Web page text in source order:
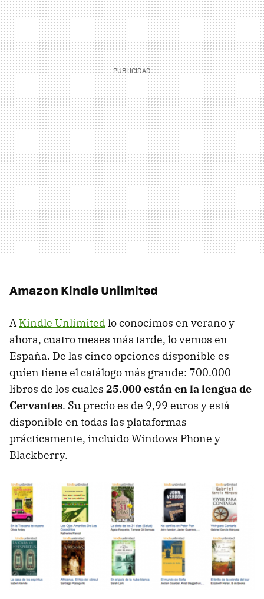
Amazon Kindle Unlimited
A Kindle Unlimitedlo conocimos en verano y
ahora, cuatro meses más tarde, lo vemos en
España. De las cinco opciones disponible es
quien tiene el catálogo más grande: 700.000
libros de los cuales 25.000 están en la lengua de
Cervantes. Su precio es de 9,99 euros y está
disponible en todas las plataformas
prácticamente, incluido Windows Phone y
Blackberry.